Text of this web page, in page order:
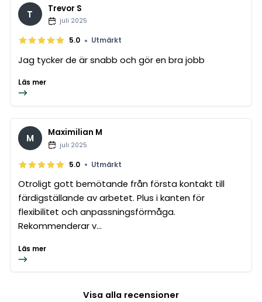
T Trevor S
juli 2025
5.0 • Utmärkt
Jag tycker de är snabb och gör en bra jobb
Läs mer
M Maximilian M
juli 2025
5.0 • Utmärkt
Otroligt gott bemötande från första kontakt till
färdigställande av arbetet. Plus i kanten för
flexibilitet och anpassningsförmåga.
Rekommenderar v...
Läs mer
Visa alla recensioner